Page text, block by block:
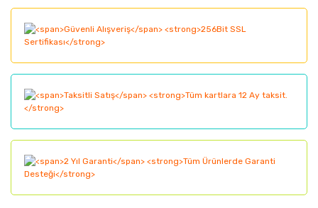
Ürün resmi kalitesiz, bozuk veya görüntülenemiyor.
Ürün açıklamasında eksik bilgiler bulunuyor.
Bu ürüne benzer farklı alternatifler olmalı.